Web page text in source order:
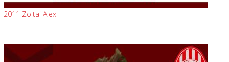
2011 Zoltai Alex